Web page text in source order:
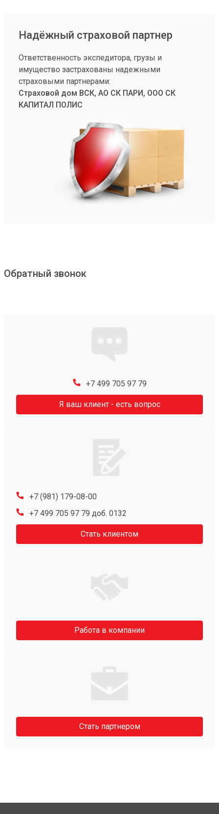
Надёжный страховой партнер
Ответственность экспедитора, грузы и
имущество застрахованы надежными
страховыми партнерами:
Страховой дом ВСК, АО СК ПАРИ, ООО СК
КАПИТАЛ ПОЛИС
Обратный звонок
+7 499 705 97 79
Я ваш клиент - есть вопрос
+7 (981) 179-08-00
+7 499 705 97 79 доб. 0132
Стать клиентом
Работа в компании
Стать партнером